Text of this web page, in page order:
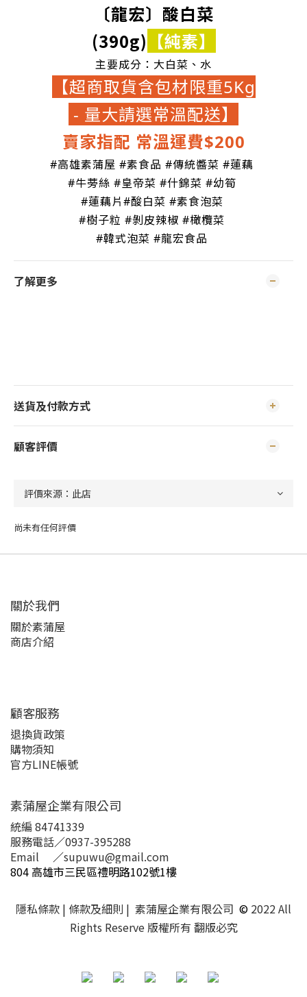
〔龍宏〕酸白菜
(390g) 【純素】
主要成分：大白菜、水
【超商取貨含包材限重5Kg
- 量大請選常溫配送】
賣家指配 常溫運費$200
#高雄素蒲屋 #素食品 #傳統醬菜 #蓮藕
#牛蒡絲 #皇帝菜 #什錦菜 #幼筍
#蓮藕片#酸白菜 #素食泡菜
#樹子粒 #剝皮辣椒 #橄欖菜
#韓式泡菜 #龍宏食品
了解更多
送貨及付款方式
顧客評價
尚未有任何評價
關於我們
關於素蒲屋
商店介紹
顧客服務
退換貨政策
購物須知
官方LINE帳號
素蒲屋企業有限公司
統編 84741339
服務電話／0937-395288
Email ／supuwu@gmail.com
804 高雄市三民區禮明路102號1樓
隱私條款 | 條款及細則 | 素蒲屋企業有限公司 © 2022 All
Rights Reserve 版權所有 翻版必究